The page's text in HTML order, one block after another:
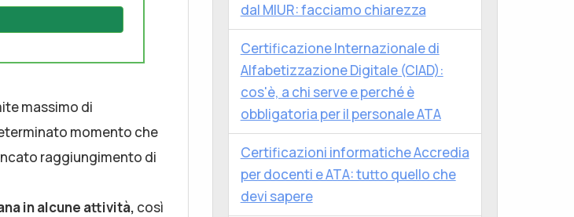
massimo di
momento che
raggiungimento di
in alcune attività, così
dal MIUR: facciamo chiarezza
Certificazione Internazionale di
Alfabetizzazione Digitale (CIAD):
cos'è, a chi serve e perché è
obbligatoria per il personale ATA
Certificazioni informatiche Accredia
per docenti e ATA: tutto quello che
devi sapere